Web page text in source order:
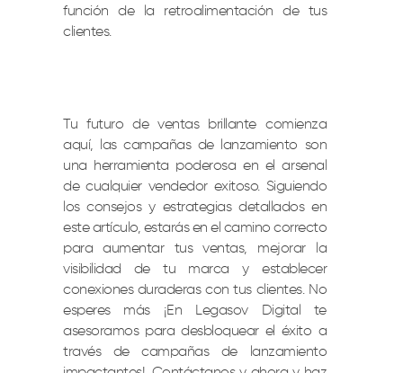
función de la retroalimentación de tus
clientes.
Tu futuro de ventas brillante comienza
aquí, las campañas de lanzamiento son
una herramienta poderosa en el arsenal
de cualquier vendedor exitoso. Siguiendo
los consejos y estrategias detallados en
este artículo, estarás en el camino correcto
para aumentar tus ventas, mejorar la
visibilidad de tu marca y establecer
conexiones duraderas con tus clientes. No
esperes más ¡En Legasov Digital te
asesoramos para desbloquear el éxito a
través de campañas de lanzamiento